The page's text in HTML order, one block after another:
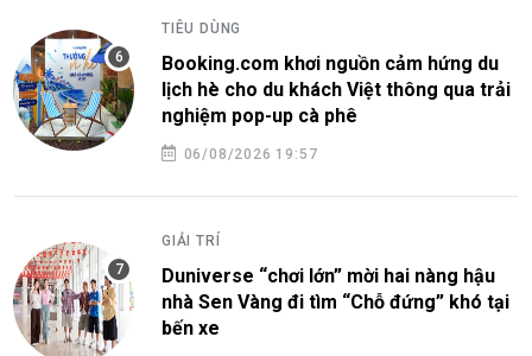
TIÊU DÙNG
Booking.com khơi nguồn cảm hứng du
lịch hè cho du khách Việt thông qua trải
nghiệm pop-up cà phê
06/08/2026 19:57
GIẢI TRÍ
Duniverse “chơi lớn” mời hai nàng hậu
nhà Sen Vàng đi tìm “Chỗ đứng” khó tại
bến xe